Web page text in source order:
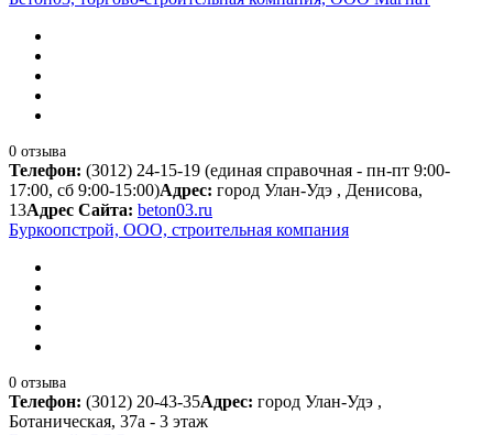
0 отзыва
Телефон: (3012) 24-15-19 (единая справочная - пн-пт 9:00-
17:00, сб 9:00-15:00)Адрес: город Улан-Удэ , Денисова,
13Адрес Сайта: beton03.ru
Буркоопстрой, ООО, строительная компания
0 отзыва
Телефон: (3012) 20-43-35Адрес: город Улан-Удэ ,
Ботаническая, 37а - 3 этаж